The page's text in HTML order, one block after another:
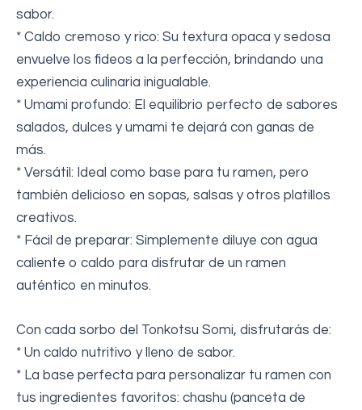
sabor.
* Caldo cremoso y rico: Su textura opaca y sedosa
envuelve los fideos a la perfección, brindando una
experiencia culinaria inigualable.
* Umami profundo: El equilibrio perfecto de sabores
salados, dulces y umami te dejará con ganas de
más.
* Versátil: Ideal como base para tu ramen, pero
también delicioso en sopas, salsas y otros platillos
creativos.
* Fácil de preparar: Simplemente diluye con agua
caliente o caldo para disfrutar de un ramen
auténtico en minutos.
Con cada sorbo del Tonkotsu Somi, disfrutarás de:
* Un caldo nutritivo y lleno de sabor.
* La base perfecta para personalizar tu ramen con
tus ingredientes favoritos: chashu (panceta de